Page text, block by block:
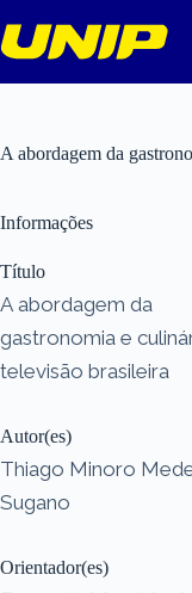
para
o
A abordagem da
Informações
Título
A abordagem da
gastronomia e
televisão brasileira
Autor(es)
Thiago Minoro
Sugano
Orientador(es)